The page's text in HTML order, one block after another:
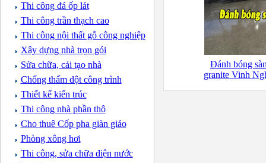
Thi công đá ốp lát
Thi công trần thạch cao
Thi công nội thất gỗ công nghiệp
Xây dựng nhà trọn gói
Sửa chữa, cải tạo nhà
Chống thấm dột công trình
Thiết kế kiến trúc
Thi công nhà phần thô
Cho thuê Cốp pha giàn giáo
Phòng xông hơi
Thi công, sửa chữa điện nước
Đánh bóng
granite Vinh